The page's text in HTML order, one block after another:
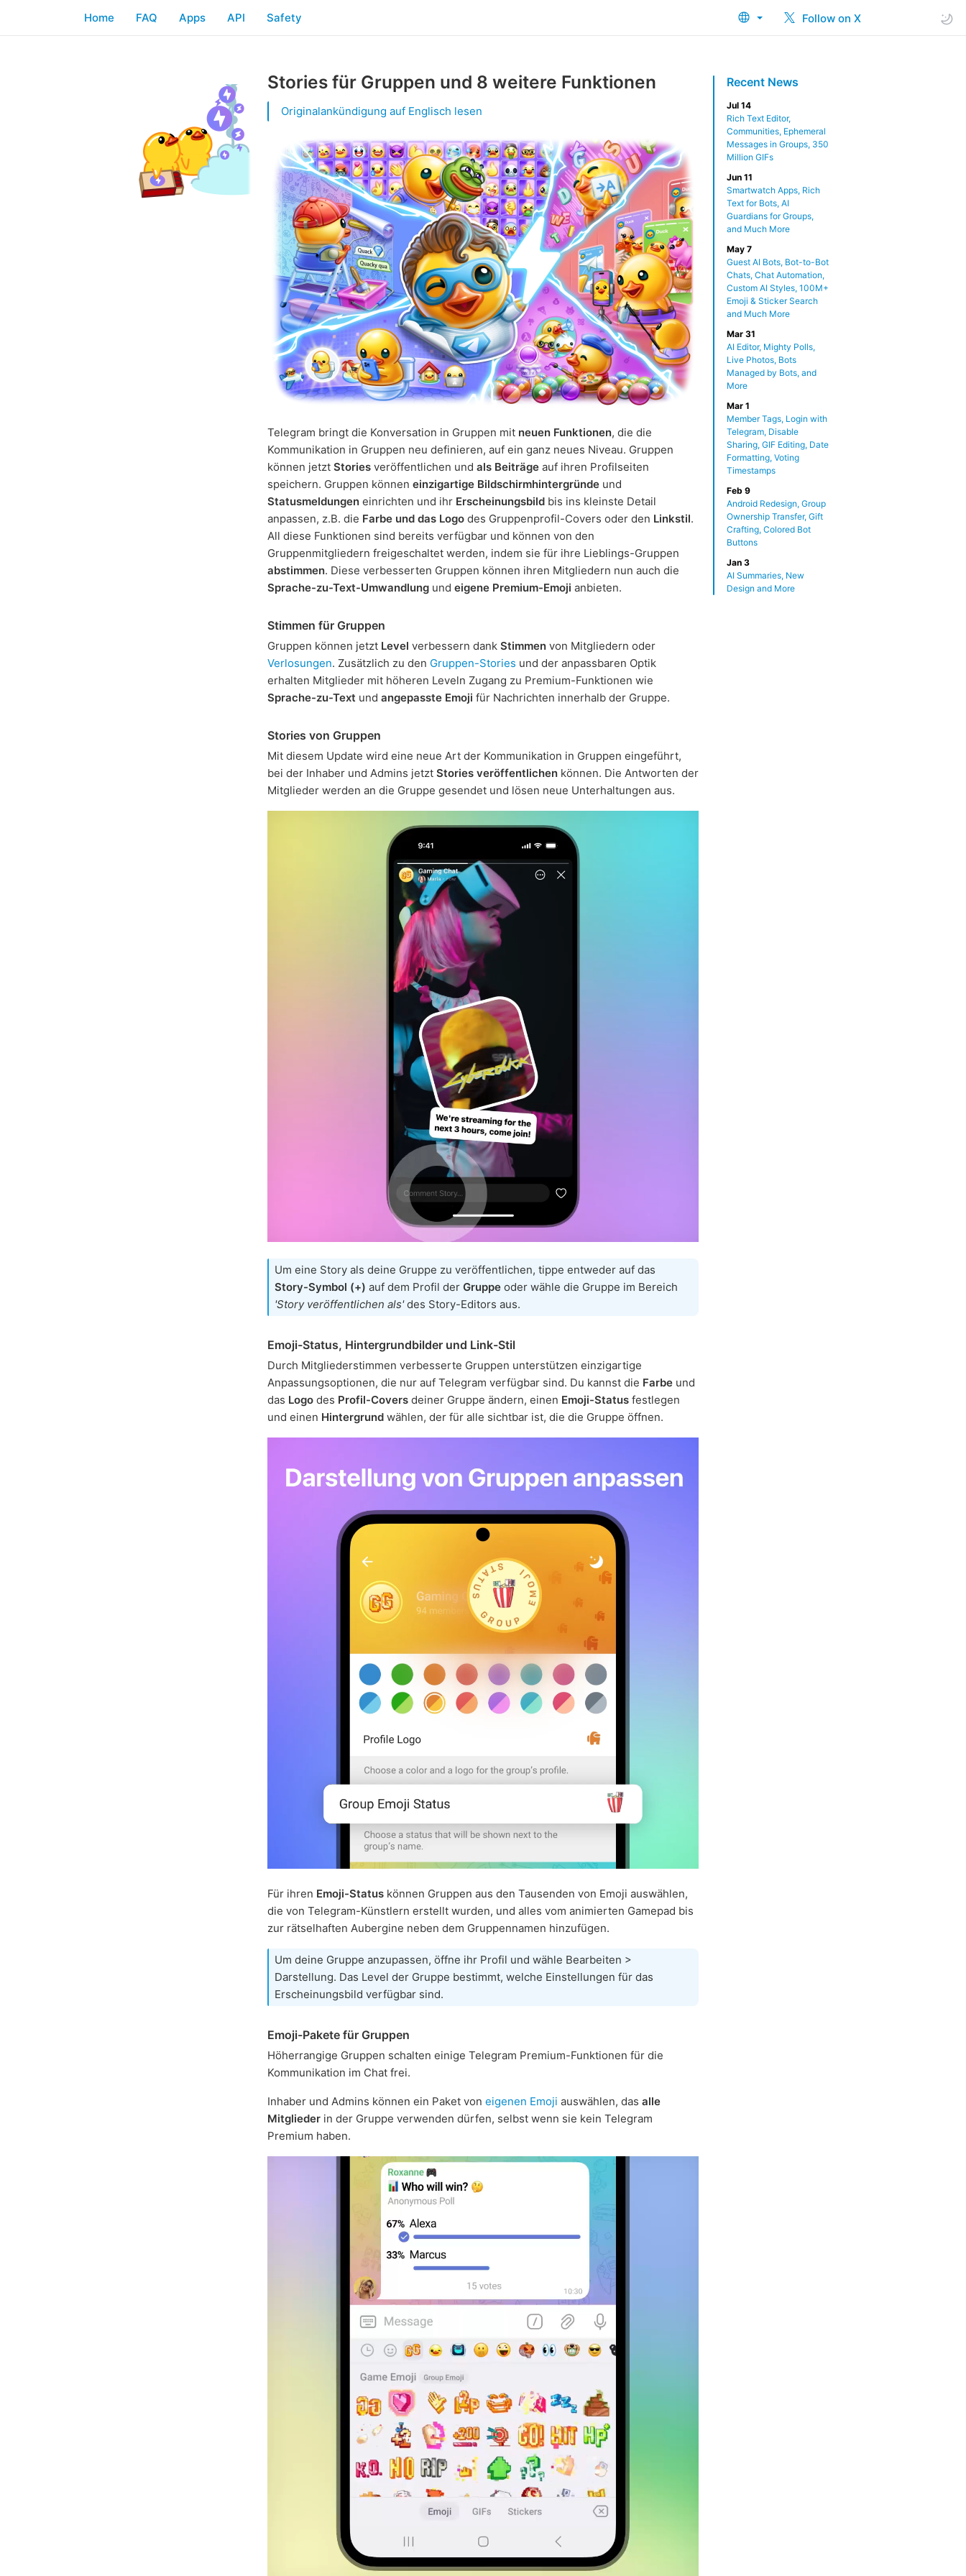
Follow on X
Home FAQ Apps API Safety
Recent News
Jul 14
Rich Text Editor,
Communities, Ephemeral
Messages in Groups, 350
Million GIFs
Jun 11
Smartwatch Apps, Rich
Text for Bots, AI
Guardians for Groups,
and Much More
May 7
Guest AI Bots, Bot-to-Bot
Chats, Chat Automation,
Custom AI Styles, 100M+
Emoji & Sticker Search
and Much More
Mar 31
AI Editor, Mighty Polls,
Live Photos, Bots
Managed by Bots, and
More
Mar 1
Member Tags, Login with
Telegram, Disable
Sharing, GIF Editing, Date
Formatting, Voting
Timestamps
Feb 9
Android Redesign, Group
Ownership Transfer, Gift
Crafting, Colored Bot
Buttons
Jan 3
AI Summaries, New
Design and More
Stories für Gruppen und 8 weitere Funktionen
Originalankündigung auf Englisch lesen
Telegram bringt die Konversation in Gruppen mit neuen Funktionen, die die
Kommunikation in Gruppen neu definieren, auf ein ganz neues Niveau. Gruppen
können jetzt Stories veröffentlichen und als Beiträge auf ihren Profilseiten
speichern. Gruppen können einzigartige Bildschirmhintergründe und
Statusmeldungen einrichten und ihr Erscheinungsbild bis ins kleinste Detail
anpassen, z.B. die Farbe und das Logo des Gruppenprofil-Covers oder den Linkstil.
All diese Funktionen sind bereits verfügbar und können von den
Gruppenmitgliedern freigeschaltet werden, indem sie für ihre Lieblings-Gruppen
abstimmen. Diese verbesserten Gruppen können ihren Mitgliedern nun auch die
Sprache-zu-Text-Umwandlung und eigene Premium-Emoji anbieten.
Stimmen für Gruppen
Gruppen können jetzt Level verbessern dank Stimmen von Mitgliedern oder
Verlosungen. Zusätzlich zu den Gruppen-Stories und der anpassbaren Optik
erhalten Mitglieder mit höheren Leveln Zugang zu Premium-Funktionen wie
Sprache-zu-Text und angepasste Emoji für Nachrichten innerhalb der Gruppe.
Stories von Gruppen
Mit diesem Update wird eine neue Art der Kommunikation in Gruppen eingeführt,
bei der Inhaber und Admins jetzt Stories veröffentlichen können. Die Antworten der
Mitglieder werden an die Gruppe gesendet und lösen neue Unterhaltungen aus.
Um eine Story als deine Gruppe zu veröffentlichen, tippe entweder auf das
Story-Symbol (+) auf dem Profil der Gruppe oder wähle die Gruppe im Bereich
'Story veröffentlichen als'des Story-Editors aus.
Emoji-Status, Hintergrundbilder und Link-Stil
Durch Mitgliederstimmen verbesserte Gruppen unterstützen einzigartige
Anpassungsoptionen, die nur auf Telegram verfügbar sind. Du kannst die Farbe und
das Logo des Profil-Covers deiner Gruppe ändern, einen Emoji-Status festlegen
und einen Hintergrund wählen, der für alle sichtbar ist, die die Gruppe öffnen.
Für ihren Emoji-Status können Gruppen aus den Tausenden von Emoji auswählen,
die von Telegram-Künstlern erstellt wurden, und alles vom animierten Gamepad bis
zur rätselhaften Aubergine neben dem Gruppennamen hinzufügen.
Um deine Gruppe anzupassen, öffne ihr Profil und wähle Bearbeiten >
Darstellung. Das Level der Gruppe bestimmt, welche Einstellungen für das
Erscheinungsbild verfügbar sind.
Emoji-Pakete für Gruppen
Höherrangige Gruppen schalten einige Telegram Premium-Funktionen für die
Kommunikation im Chat frei.
Inhaber und Admins können ein Paket von eigenen Emoji auswählen, das alle
Mitglieder in der Gruppe verwenden dürfen, selbst wenn sie kein Telegram
Premium haben.